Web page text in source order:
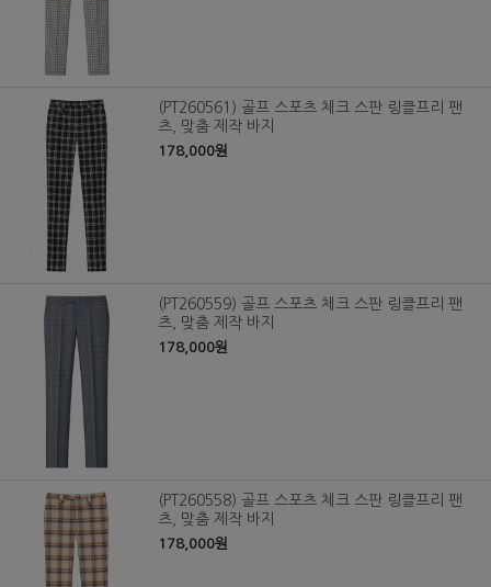
(PT260561) 골프 스포츠 체크 스판 링클프리 팬
츠, 맞춤 제작 바지
178,000원
(PT260559) 골프 스포츠 체크 스판 링클프리 팬
츠, 맞춤 제작 바지
178,000원
(PT260558) 골프 스포츠 체크 스판 링클프리 팬
츠, 맞춤 제작 바지
178,000원